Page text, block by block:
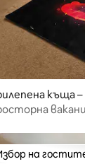
къща
на
на